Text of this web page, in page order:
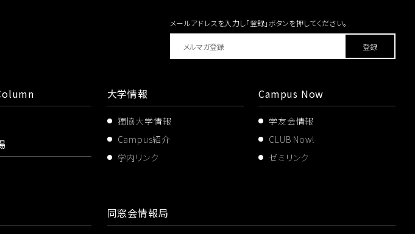
メールアドレスを入力し「登録」ボタンを押してください。
大学情報
獨協大学情報
Campus紹介
学内リンク
Campus Now
学友会情報
CLUB Now!
ゼミリンク
同窓会情報局